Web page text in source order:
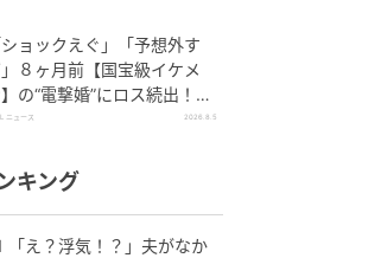
ショックえぐ」「予想外す
８ヶ月前【国宝級イケメ
の“電撃婚”にロス続出！興
９５億超え”シリーズで輝い
ニュース 2026.8.5
キング
「え？浮気！？」夫がなか